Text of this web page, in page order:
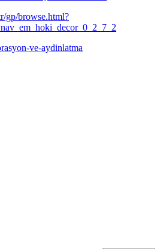
gp/browse.html?
ve-aydinlatma